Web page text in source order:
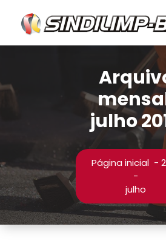
conteúdo
julho
Página inicial -
-
julho